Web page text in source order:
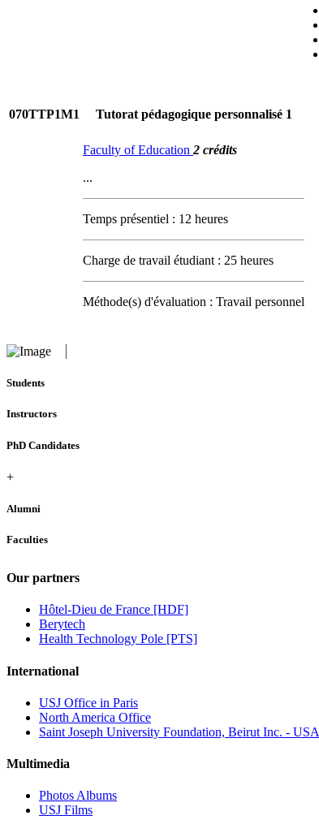
070TTP1M1 Tutorat pédagogique personnalisé 1
Faculty of Education 2 crédits
...
Temps présentiel : 12 heures
Charge de travail étudiant : 25 heures
Méthode(s) d'évaluation : Travail personnel
Students
Instructors
PhD Candidates
+
Alumni
Faculties
Our partners
Hôtel-Dieu de France [HDF]
Berytech
Health Technology Pole [PTS]
International
USJ Office in Paris
North America Office
Saint Joseph University Foundation, Beirut Inc. - USA
Multimedia
Photos Albums
USJ Films